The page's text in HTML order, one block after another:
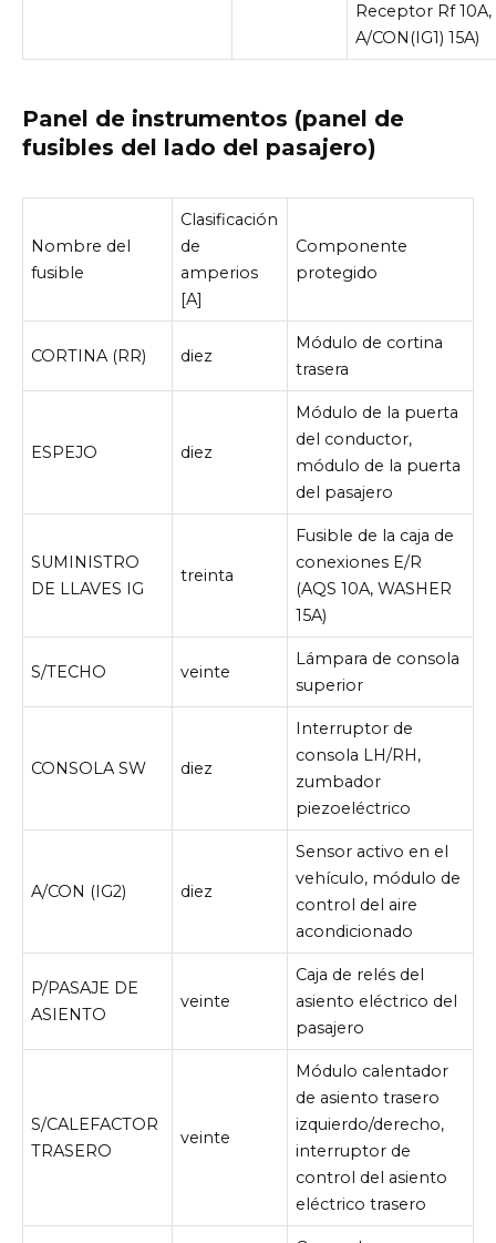
Receptor Rf 10A,
A/CON(IG1) 15A)
Panel de instrumentos (panel de
fusibles del lado del pasajero)
Nombre del
fusible
Clasificación
de
amperios
[A]
Componente
protegido
CORTINA (RR) diez
Módulo de cortina
trasera
ESPEJO diez
Módulo de la puerta
del conductor,
módulo de la puerta
del pasajero
SUMINISTRO
DE LLAVES IG
treinta
Fusible de la caja de
conexiones E/R
(AQS 10A, WASHER
15A)
S/TECHO veinte
Lámpara de consola
superior
CONSOLA SW diez
Interruptor de
consola LH/RH,
zumbador
piezoeléctrico
A/CON (IG2) diez
Sensor activo en el
vehículo, módulo de
control del aire
acondicionado
P/PASAJE DE
ASIENTO
veinte
Caja de relés del
asiento eléctrico del
pasajero
S/CALEFACTOR
TRASERO
veinte
Módulo calentador
de asiento trasero
izquierdo/derecho,
interruptor de
control del asiento
eléctrico trasero